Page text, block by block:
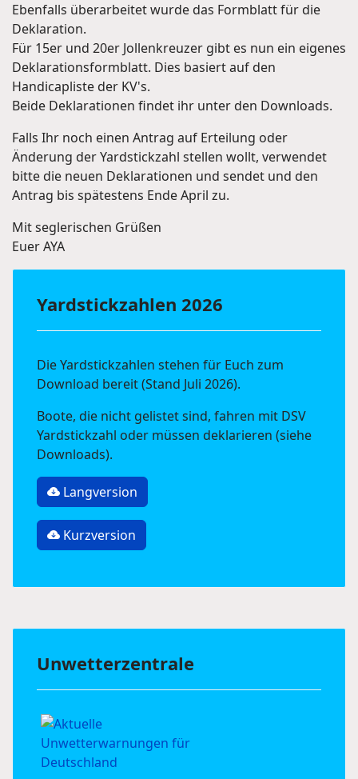
Ebenfalls überarbeitet wurde das Formblatt für die
Deklaration.
Für 15er und 20er Jollenkreuzer gibt es nun ein eigenes
Deklarationsformblatt. Dies basiert auf den
Handicapliste der KV's.
Beide Deklarationen findet ihr unter den Downloads.
Falls Ihr noch einen Antrag auf Erteilung oder
Änderung der Yardstickzahl stellen wollt, verwendet
bitte die neuen Deklarationen und sendet und den
Antrag bis spätestens Ende April zu.
Mit seglerischen Grüßen
Euer AYA
Yardstickzahlen 2026
Die Yardstickzahlen stehen für Euch zum
Download bereit (Stand Juli 2026).
Boote, die nicht gelistet sind, fahren mit DSV
Yardstickzahl oder müssen deklarieren (siehe
Downloads).
Langversion
Kurzversion
Unwetterzentrale